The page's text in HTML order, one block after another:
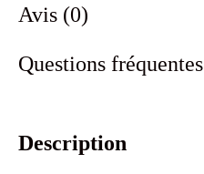
Avis (0)
Questions fréquentes
Description